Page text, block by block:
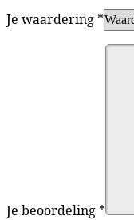
Je waardering *
Je beoordeling *